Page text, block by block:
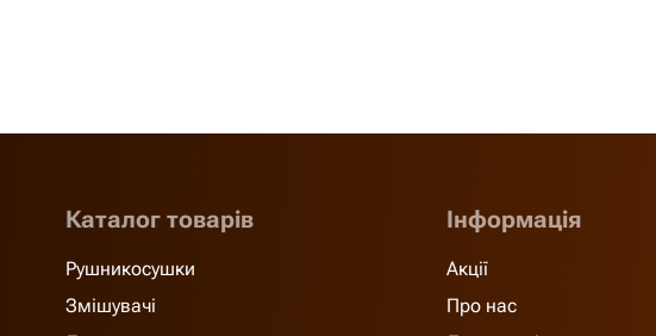
Каталог товарів
Рушникосушки
Змішувачі
Інформація
Акції
Про нас